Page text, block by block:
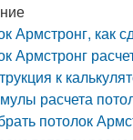
Армстронг, как
Армстронг
к
расчета
потолок